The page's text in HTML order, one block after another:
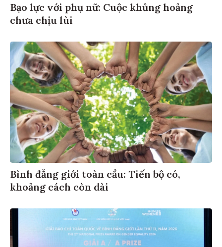
Bạo lực với phụ nữ: Cuộc khủng hoảng
chưa chịu lùi
Bình đẳng giới toàn cầu: Tiến bộ có,
khoảng cách còn dài